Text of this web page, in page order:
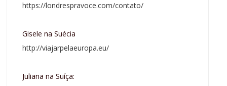
https://londrespravoce.com/contato/
Gisele na Suécia
http://viajarpelaeuropa.eu/
Juliana na Suíça: